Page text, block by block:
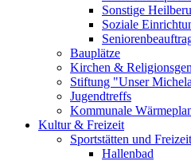
Sonstige
Soziale
Bauplätze
Kirchen &
Stiftung "Unser
Jugendtreffs
Kommunale
Kultur & Freizeit
Sportstätten und
Hallenbad